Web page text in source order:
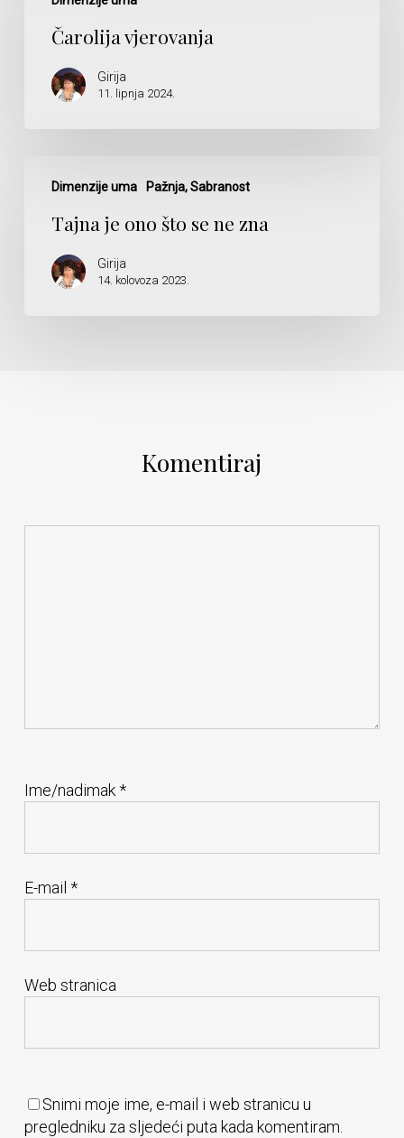
Čarolija vjerovanja
Girija
11. lipnja 2024.
Dimenzije uma Pažnja, Sabranost
Tajna je ono što se ne zna
Girija
14. kolovoza 2023.
Komentiraj
Ime/nadimak*
E-mail *
Web stranica
Snimi moje ime, e-mail i web stranicu u
pregledniku za sljedeći puta kada komentiram.